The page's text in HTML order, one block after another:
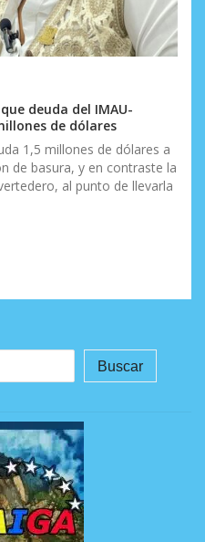
deuda del IMAU-
de dólares
1,5 millones de dólares a
de basura, y en contraste la
al punto de llevarla
Buscar